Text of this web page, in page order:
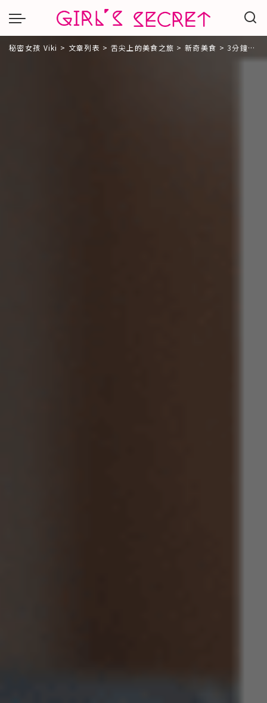
秘密女孩 Viki > 文章列表 > 舌尖上的美食之旅 >新奇美食 >3分鐘在家泡珍奶！台灣珍珠奶茶界的愛馬仕。珍福宇宙「珍珠奶茶禮盒」Q彈黑糖珍珠神還原手搖店！